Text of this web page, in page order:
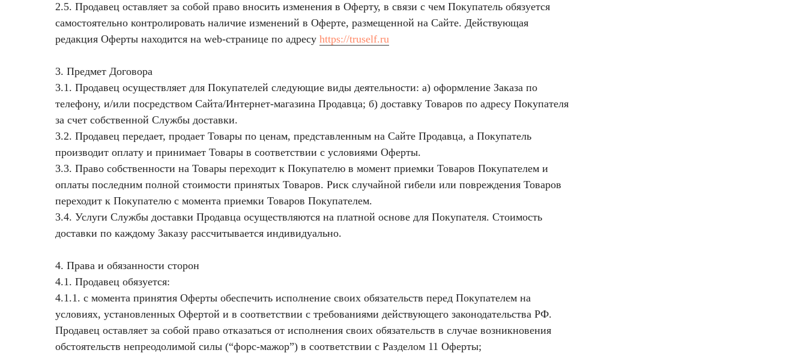
2.5. Продавец оставляет за собой право вносить изменения в Оферту, в связи с чем Покупатель обязуется
самостоятельно контролировать наличие изменений в Оферте, размещенной на Сайте. Действующая
редакция Оферты находится на web-странице по адресу https://truself.ru
3. Предмет Договора
3.1. Продавец осуществляет для Покупателей следующие виды деятельности: а) оформление Заказа по
телефону, и/или посредством Сайта/Интернет-магазина Продавца; б) доставку Товаров по адресу Покупателя
за счет собственной Службы доставки.
3.2. Продавец передает, продает Товары по ценам, представленным на Сайте Продавца, а Покупатель
производит оплату и принимает Товары в соответствии с условиями Оферты.
3.3. Право собственности на Товары переходит к Покупателю в момент приемки Товаров Покупателем и
оплаты последним полной стоимости принятых Товаров. Риск случайной гибели или повреждения Товаров
переходит к Покупателю с момента приемки Товаров Покупателем.
3.4. Услуги Службы доставки Продавца осуществляются на платной основе для Покупателя. Стоимость
доставки по каждому Заказу рассчитывается индивидуально.
4. Права и обязанности сторон
4.1. Продавец обязуется:
4.1.1. с момента принятия Оферты обеспечить исполнение своих обязательств перед Покупателем на
условиях, установленных Офертой и в соответствии с требованиями действующего законодательства РФ.
Продавец оставляет за собой право отказаться от исполнения своих обязательств в случае возникновения
обстоятельств непреодолимой силы (“форс-мажор”) в соответствии с Разделом 11 Оферты;